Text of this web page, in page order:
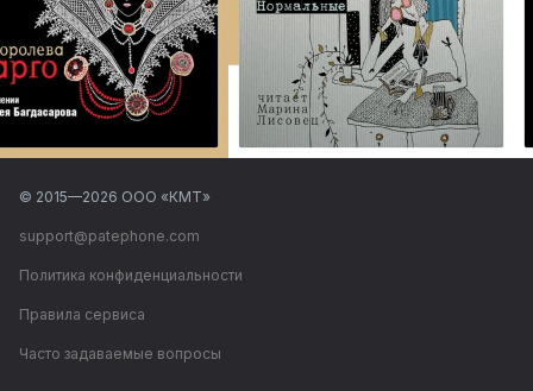
© 2015—2026 ООО «КМТ»
support@patephone.com
Политика конфиденциальности
Правила сервиса
Часто задаваемые вопросы